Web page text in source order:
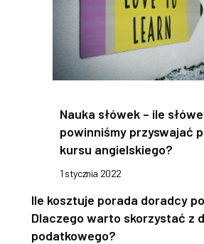
Nauka słówek – ile
powinniśmy przyswajać
kursu angielskiego?
1 stycznia 2022
Ile kosztuje porada doradcy
Dlaczego warto skorzystać z
podatkowego?